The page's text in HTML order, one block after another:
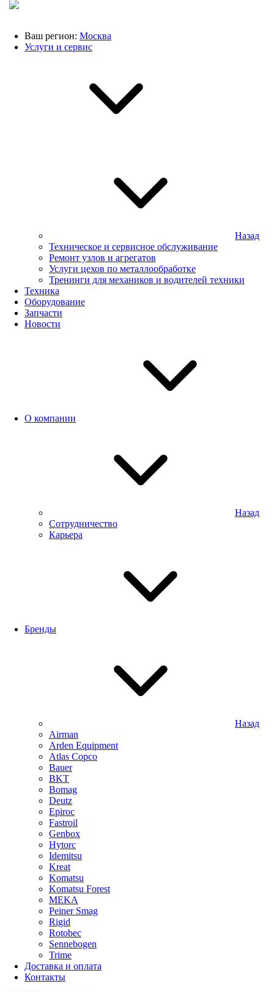
Ваш регион: Москва
Услуги и сервис
Назад
Техническое и сервисное обслуживание
Ремонт узлов и агрегатов
Услуги цехов по металлообработке
Тренинги для механиков и водителей техники
Техника
Оборудование
Запчасти
Новости
О компании
Назад
Сотрудничество
Карьера
Бренды
Назад
Airman
Arden Equipment
Atlas Сopco
Bauer
BKT
Bomag
Deutz
Epiroc
Fastroil
Genbox
Hytorc
Idemitsu
Kreat
Komatsu
Komatsu Forest
MEKA
Peiner Smag
Rigid
Rotobec
Sennebogen
Trime
Доставка и оплата
Контакты